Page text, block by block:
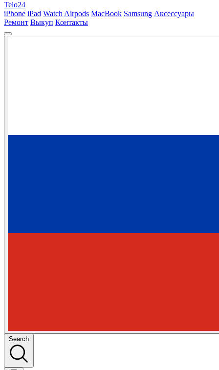
Telo24
iPhone iPad Watch Airpods MacBook Samsung Аксессуары
Ремонт Выкуп Контакты
Search